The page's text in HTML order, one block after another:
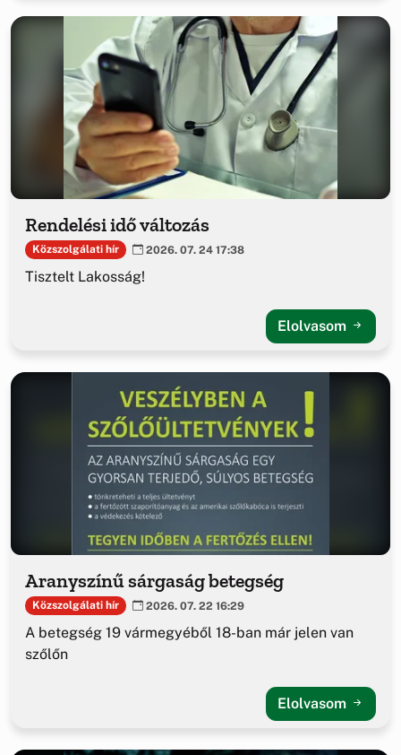
Rendelési idő változás
Közszolgálati hír 2026. 07. 24 17:38
Tisztelt Lakosság!
Elolvasom
Aranyszínű sárgaság betegség
Közszolgálati hír 2026. 07. 22 16:29
A betegség 19 vármegyéből 18-ban már jelen van
szőlőn
Elolvasom